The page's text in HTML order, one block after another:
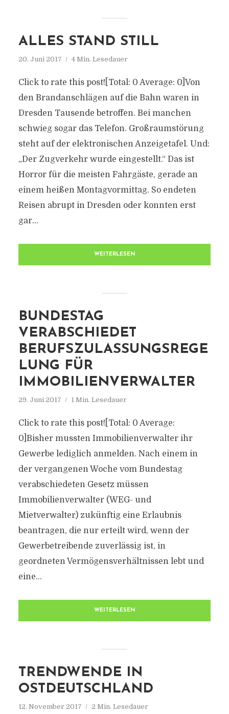
ALLES STAND STILL
20. Juni 2017 4 Min. Lesedauer
Click to rate this post![Total: 0 Average: 0]Von
den Brandanschlägen auf die Bahn waren in
Dresden Tausende betroffen. Bei manchen
schwieg sogar das Telefon. Großraumstörung
steht auf der elektronischen Anzeigetafel. Und:
„Der Zugverkehr wurde eingestellt.“ Das ist
Horror für die meisten Fahrgäste, gerade an
einem heißen Montagvormittag. So endeten
Reisen abrupt in Dresden oder konnten erst
gar...
WEITERLESEN
BUNDESTAG
VERABSCHIEDET
BERUFSZULASSUNGSREGE
LUNG FÜR
IMMOBILIENVERWALTER
29. Juni 2017 1 Min. Lesedauer
Click to rate this post![Total: 0 Average:
0]Bisher mussten Immobilienverwalter ihr
Gewerbe lediglich anmelden. Nach einem in
der vergangenen Woche vom Bundestag
verabschiedeten Gesetz müssen
Immobilienverwalter (WEG- und
Mietverwalter) zukünftig eine Erlaubnis
beantragen, die nur erteilt wird, wenn der
Gewerbetreibende zuverlässig ist, in
geordneten Vermögensverhältnissen lebt und
eine...
WEITERLESEN
TRENDWENDE IN
OSTDEUTSCHLAND
12. November 2017 2 Min. Lesedauer